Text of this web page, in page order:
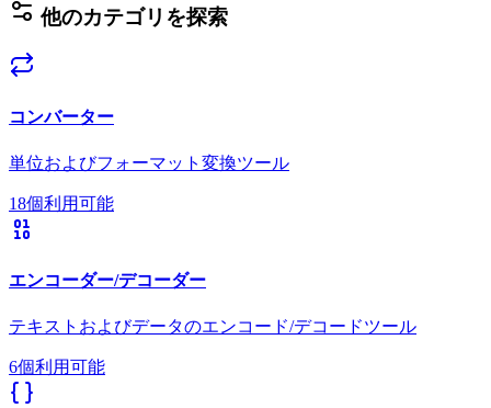
他のカテゴリを探索
コンバーター
単位およびフォーマット変換ツール
18個利用可能
エンコーダー/デコーダー
テキストおよびデータのエンコード/デコードツール
6個利用可能